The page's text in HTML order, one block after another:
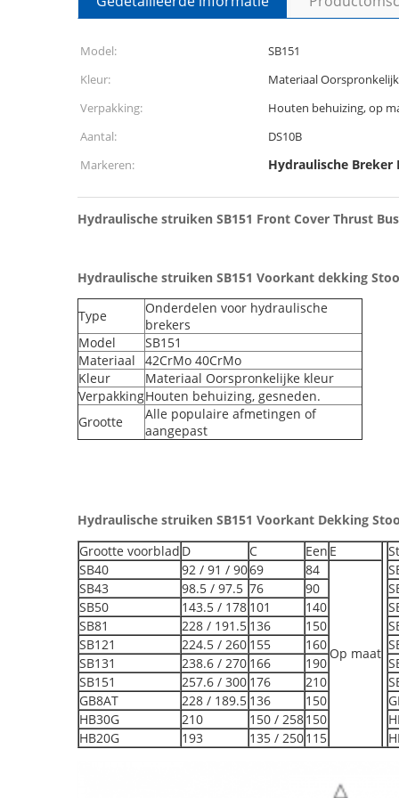
Model:
SB151
Kleur:
Materiaal
Verpakking:
Houten behuizing, op
Aantal:
DS10B
Markeren:
Hydraulische Breker
Hydraulische struiken SB151 Front Cover Thrust
Hydraulische struiken SB151 Voorkant dekking
Type
Onderdelen voor hydraulische
brekers
Model
SB151
Materiaal
42CrMo 40CrMo
Kleur
Materiaal Oorspronkelijke kleur
VerpakkingHouten behuizing, gesneden.
Grootte
Alle populaire afmetingen of
aangepast
Hydraulische struiken SB151 Voorkant Dekking
Grootte voorblad D C Een E
SB40
92 / 91 / 9069 84
Op maat
SB43
98.5 / 97.5 76 90
SB50
143.5 / 178 101 140
SB81
228 / 191.5 136 150
SB121
224.5 / 260 155 160
SB131
238.6 / 270 166 190
SB151
257.6 / 300 176 210
GB8AT
228 / 189.5 136 150
HB30G
210 150 / 258150
HB20G
193 135 / 250115